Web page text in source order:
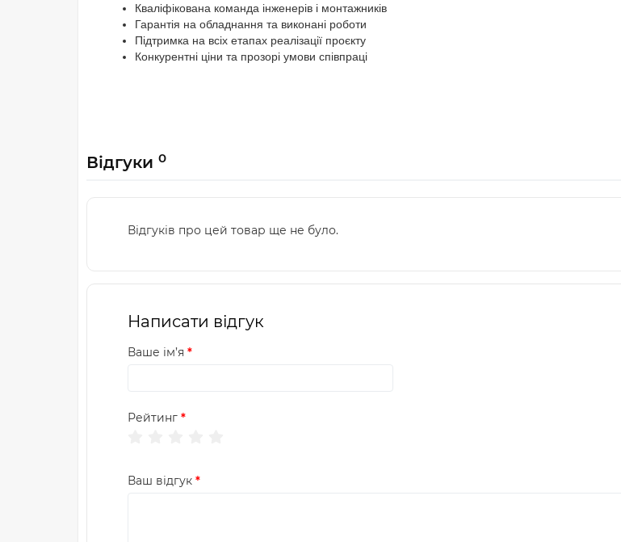
Кваліфікована команда інженерів і монтажників
Гарантія на обладнання та виконані роботи
Підтримка на всіх етапах реалізації проєкту
Конкурентні ціни та прозорі умови співпраці
Відгуки 0
Відгуків про цей товар ще не було.
Написати відгук
Ваше ім’я
Рейтинг
Ваш відгук